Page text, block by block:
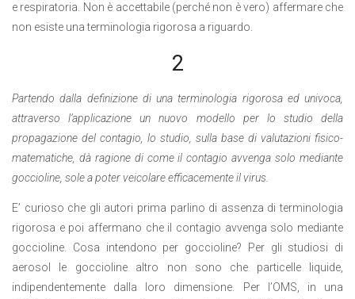
e respiratoria. Non è accettabile (perché non è vero) affermare che
non esiste una terminologia rigorosa a riguardo.
2
Partendo dalla definizione di una terminologia rigorosa ed univoca,
attraverso l’applicazione un nuovo modello per lo studio della
propagazione del contagio, lo studio, sulla base di valutazioni fisico-
matematiche, dà ragione di come il contagio avvenga solo mediante
goccioline, sole a poter veicolare efficacemente il virus.
E’ curioso che gli autori prima parlino di assenza di terminologia
rigorosa e poi affermano che il contagio avvenga solo mediante
goccioline. Cosa intendono per goccioline? Per gli studiosi di
aerosol le goccioline altro non sono che particelle liquide,
indipendentemente dalla loro dimensione. Per l’OMS, in una